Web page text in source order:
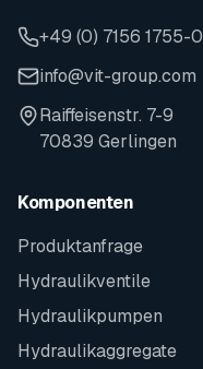
+49 (0) 7156 1755-0
info@vit-group.com
Raiffeisenstr. 7-9
70839 Gerlingen
Komponenten
Produktanfrage
Hydraulikventile
Hydraulikpumpen
Hydraulikaggregate